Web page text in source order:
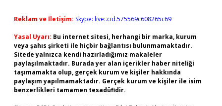
Reklam ve İletişim: Skype: live:.cid.575569c608265c69
Yasal Uyarı: Bu internet sitesi, herhangi bir marka, kurum
veya şahıs şirketi ile hiçbir bağlantısı bulunmamaktadır.
Sitede yalnızca kendi hazırladığımız makaleler
paylaşılmaktadır. Burada yer alan içerikler haber niteliği
taşımamakta olup, gerçek kurum ve kişiler hakkında
paylaşım yapılmamaktadır. Gerçek kurum ve kişiler ile isim
benzerlikleri tamamen tesadüfidir.